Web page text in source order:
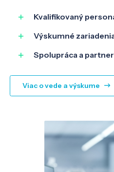
Kvalifikovaný
Výskumné
Spolupráca a
Viac o vede a výskume